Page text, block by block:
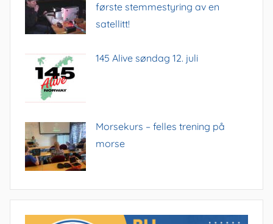
første stemmestyring av en
satellitt!
145 Alive søndag 12. juli
Morsekurs – felles trening på
morse